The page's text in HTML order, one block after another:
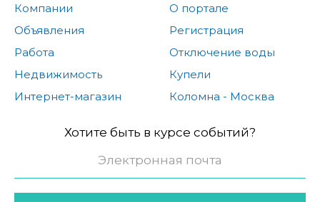
Компании
Объявления
Работа
Недвижимость
Интернет-магазин
О портале
Регистрация
Отключение воды
Купели
Коломна - Москва
Хотите быть в курсе событий?